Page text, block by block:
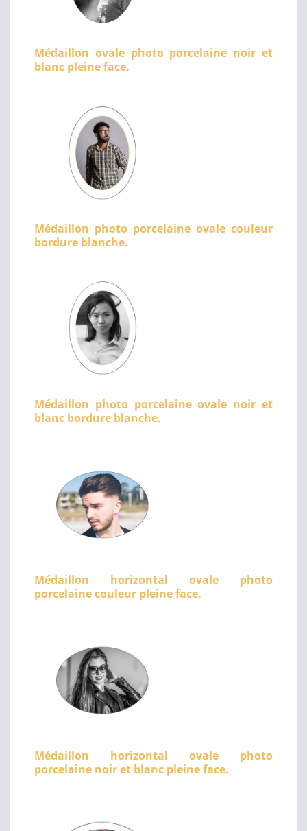
Médaillon ovale photo porcelaine noir et
blanc pleine face.
Médaillon photo porcelaine ovale couleur
bordure blanche.
Médaillon photo porcelaine ovale noir et
blanc bordure blanche.
Médaillon horizontal ovale photo
porcelaine couleur pleine face.
Médaillon horizontal ovale photo
porcelaine noir et blanc pleine face.